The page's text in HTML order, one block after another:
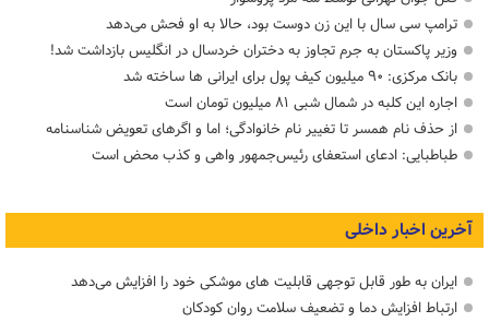
ترامپ سی سال با این زن دوست بود، حالا به او فحش می‌دهد
وزیر پاکستان به جرم تجاوز به دختران خردسال در انگلیس بازداشت شد!
بانک مرکزی: ۹۰ میلیون کیف پول برای ایرانی ها ساخته شد
اجاره این کلبه در شمال شبی ۸۱ میلیون تومان است
از حذف نام همسر تا تغییر نام خانوادگی؛ اما و اگرهای تعویض شناسنامه
طباطبایی: ادعای استعفای رئیس‌جمهور واهی و کذب محض است
آخرین اخبار داخلی
ایران به طور قابل توجهی قابلیت های موشکی خود را افزایش می‌دهد
ارتباط افزایش دما و تضعیف سلامت روان کودکان